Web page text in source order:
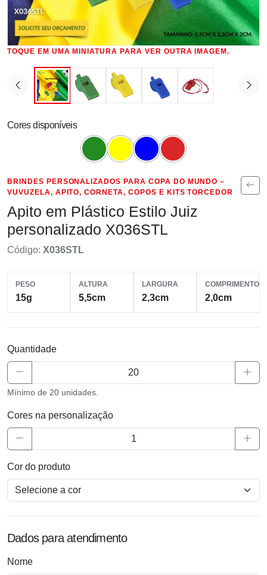
TOQUE EM UMA MINIATURA PARA VER OUTRA IMAGEM.
Cores disponíveis
BRINDES PERSONALIZADOS PARA COPA DO MUNDO –
VUVUZELA, APITO, CORNETA, COPOS E KITS TORCEDOR
Apito em Plástico Estilo Juiz
personalizado X036STL
Código: X036STL
PESO
15g
ALTURA
5,5cm
LARGURA
2,3cm
COMPRIMENTO
2,0cm
Quantidade
Mínimo de 20 unidades.
Cores na personalização
Cor do produto
Dados para atendimento
Nome